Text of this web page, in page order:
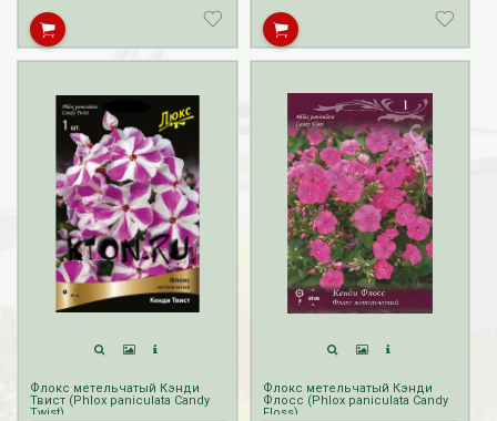
Флокс метельчатый Кэнди
Твист (Phlox paniculata Candy
Twist)
Флокс метельчатый Кэнди
Флосс (Phlox paniculata Candy
Floss)